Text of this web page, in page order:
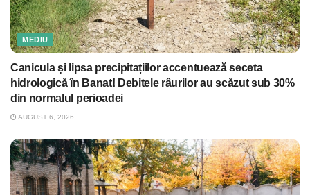
MEDIU
Canicula și lipsa precipitațiilor accentuează seceta
hidrologică în Banat! Debitele râurilor au scăzut sub 30%
din normalul perioadei
AUGUST 6, 2026